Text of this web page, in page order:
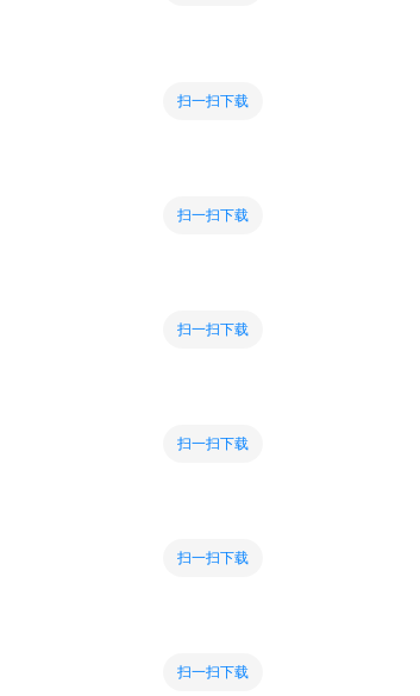
扫一扫下载
扫一扫下载
扫一扫下载
扫一扫下载
扫一扫下载
扫一扫下载